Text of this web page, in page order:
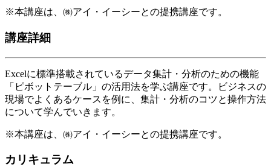
※本講座は、㈱アイ・イーシーとの提携講座です。
講座詳細
Excelに標準搭載されているデータ集計・分析のための機能
「ピボットテーブル」の活用法を学ぶ講座です。ビジネスの
現場でよくあるケースを例に、集計・分析のコツと操作方法
について学んでいきます。
※本講座は、㈱アイ・イーシーとの提携講座です。
カリキュラム